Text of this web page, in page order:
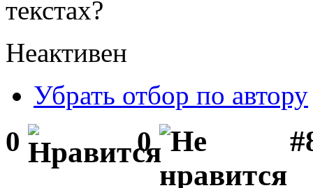
текстах?
Неактивен
Убрать отбор по автору
0 0